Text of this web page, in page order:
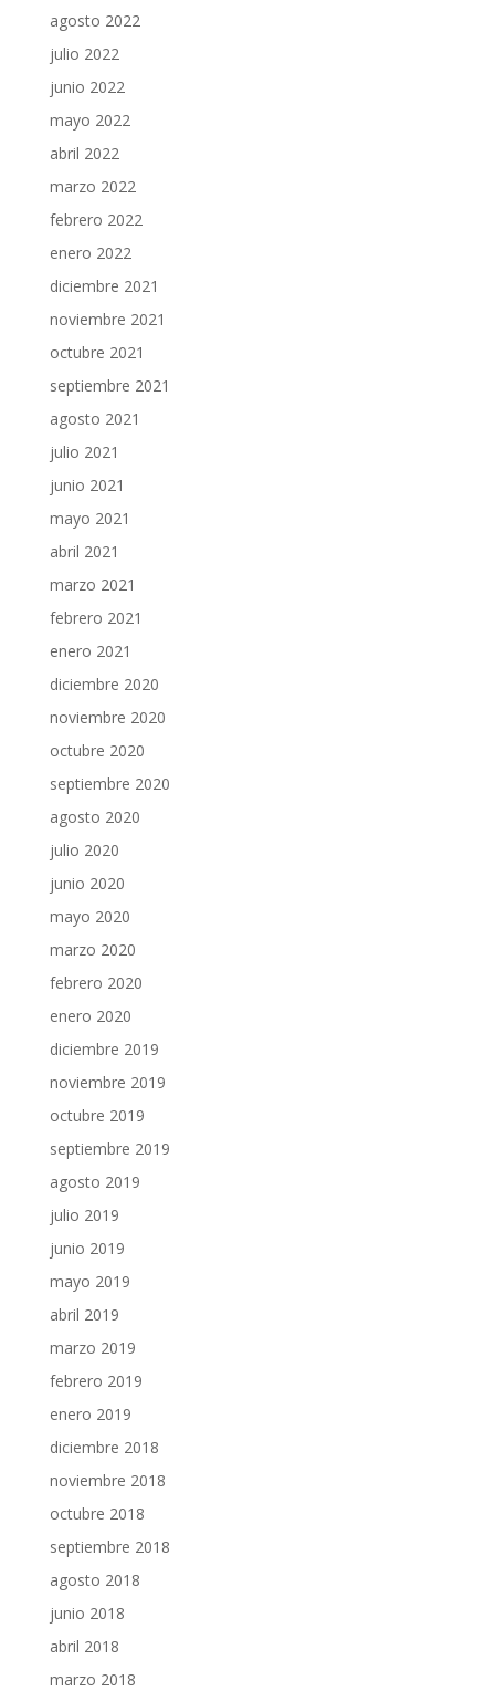
agosto 2022
julio 2022
junio 2022
mayo 2022
abril 2022
marzo 2022
febrero 2022
enero 2022
diciembre 2021
noviembre 2021
octubre 2021
septiembre 2021
agosto 2021
julio 2021
junio 2021
mayo 2021
abril 2021
marzo 2021
febrero 2021
enero 2021
diciembre 2020
noviembre 2020
octubre 2020
septiembre 2020
agosto 2020
julio 2020
junio 2020
mayo 2020
marzo 2020
febrero 2020
enero 2020
diciembre 2019
noviembre 2019
octubre 2019
septiembre 2019
agosto 2019
julio 2019
junio 2019
mayo 2019
abril 2019
marzo 2019
febrero 2019
enero 2019
diciembre 2018
noviembre 2018
octubre 2018
septiembre 2018
agosto 2018
junio 2018
abril 2018
marzo 2018